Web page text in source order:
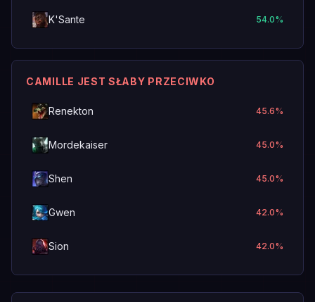
K'Sante 54.0%
CAMILLE JEST SŁABY PRZECIWKO
Renekton 45.6%
Mordekaiser 45.0%
Shen 45.0%
Gwen 42.0%
Sion 42.0%